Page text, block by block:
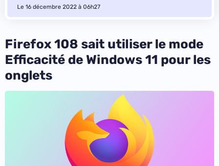
Le 16 décembre 2022 à 06h27
Firefox 108 sait utiliser le mode
Efficacité de Windows 11 pour les
onglets